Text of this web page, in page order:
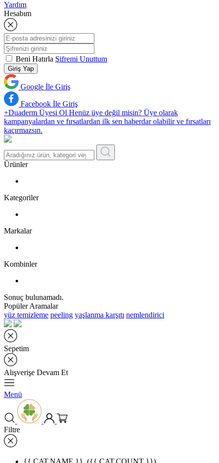
Yardım
Hesabım
Beni Hatırla Şifremi Unuttum
Giriş Yap
Google İle Giriş
Facebook İle Giriş
+Duaderm Üyesi Ol Henüz üye değil misin? Üye olarak
kampanyalardan ve fırsatlardan ilk sen haberdar olabilir ve fırsatları
kaçırmazsın.
Ürünler
Kategoriler
Markalar
Kombinler
Sonuç bulunamadı.
Popüler Aramalar
yüz temizleme peeling yaşlanma karşıtı nemlendirici
Sepetim
Alışverişe Devam Et
Menü
Filtre
{{ CAT.NAME }} ({{ CAT.COUNT }})